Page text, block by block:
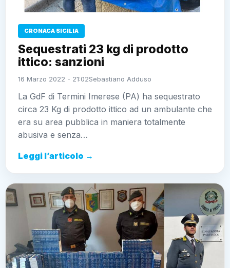
Sequestrati 23 kg di prodotto
ittico: sanzioni
16 Marzo 2022 - 21:02Sebastiano Adduso
La GdF di Termini Imerese (PA) ha sequestrato circa
23 Kg di prodotto ittico ad un ambulante che era su
area pubblica in maniera totalmente abusiva e
senza…